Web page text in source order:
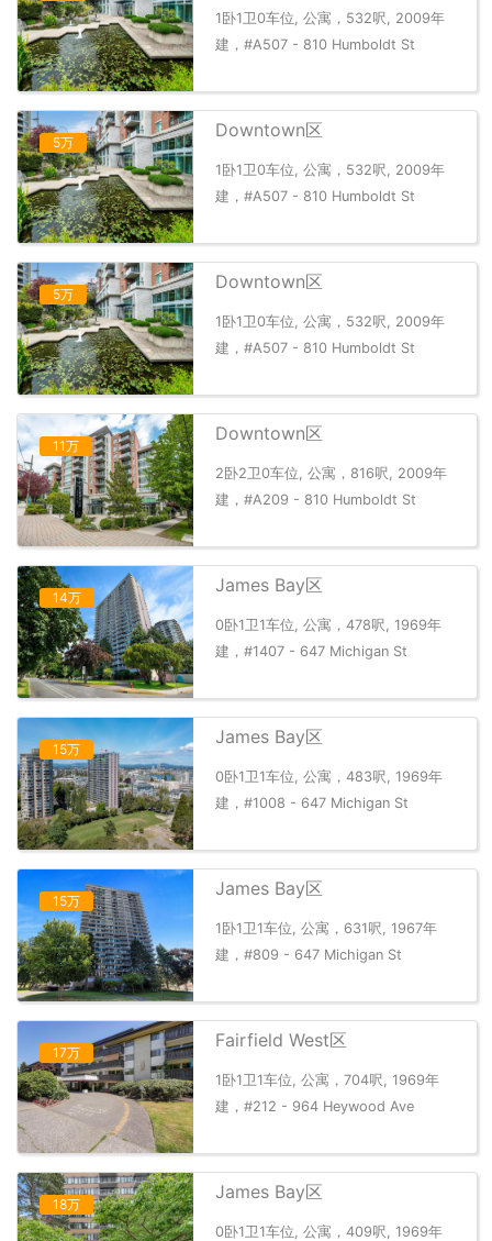
1卧1卫0车位, 公寓，532呎, 2009年
建，#A507 - 810 Humboldt St
5万
Downtown区
1卧1卫0车位, 公寓，532呎, 2009年
建，#A507 - 810 Humboldt St
5万
Downtown区
1卧1卫0车位, 公寓，532呎, 2009年
建，#A507 - 810 Humboldt St
11万
Downtown区
2卧2卫0车位, 公寓，816呎, 2009年
建，#A209 - 810 Humboldt St
14万
James Bay区
0卧1卫1车位, 公寓，478呎, 1969年
建，#1407 - 647 Michigan St
15万
James Bay区
0卧1卫1车位, 公寓，483呎, 1969年
建，#1008 - 647 Michigan St
15万
James Bay区
1卧1卫1车位, 公寓，631呎, 1967年
建，#809 - 647 Michigan St
17万
Fairfield West区
1卧1卫1车位, 公寓，704呎, 1969年
建，#212 - 964 Heywood Ave
18万
James Bay区
0卧1卫1车位, 公寓，409呎, 1969年